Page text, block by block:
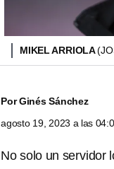
MIKEL ARRIOLA
PorGinés Sánchez
agosto 19, 2023 a las
No solo un servidor